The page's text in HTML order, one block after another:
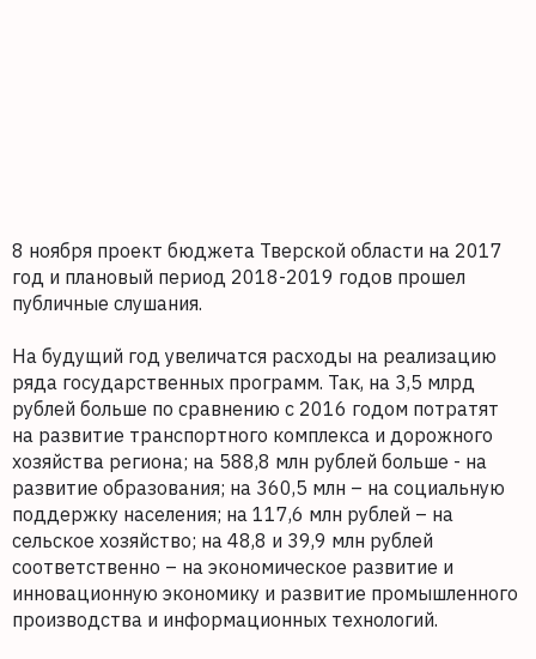
8 ноября проект бюджета Тверской области на 2017
год и плановый период 2018-2019 годов прошел
публичные слушания.
На будущий год увеличатся расходы на реализацию
ряда государственных программ. Так, на 3,5 млрд
рублей больше по сравнению с 2016 годом потратят
на развитие транспортного комплекса и дорожного
хозяйства региона; на 588,8 млн рублей больше - на
развитие образования; на 360,5 млн – на социальную
поддержку населения; на 117,6 млн рублей – на
сельское хозяйство; на 48,8 и 39,9 млн рублей
соответственно – на экономическое развитие и
инновационную экономику и развитие промышленного
производства и информационных технологий.